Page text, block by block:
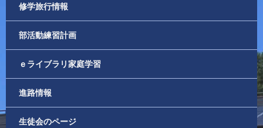
修学旅行情報
部活動練習計画
ｅライブラリ家庭学習
進路情報
生徒会のページ